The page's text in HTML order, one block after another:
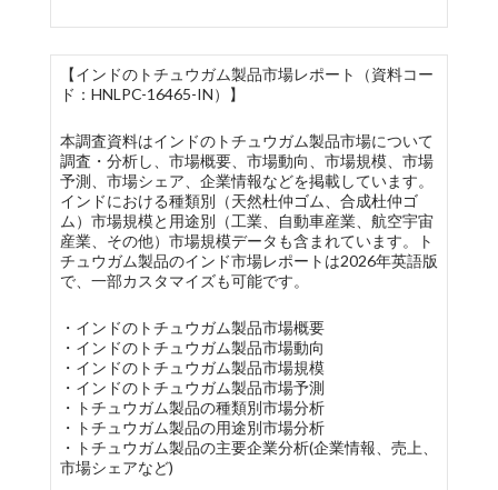
【インドのトチュウガム製品市場レポート（資料コー
ド：HNLPC-16465-IN）】
本調査資料はインドのトチュウガム製品市場について
調査・分析し、市場概要、市場動向、市場規模、市場
予測、市場シェア、企業情報などを掲載しています。
インドにおける種類別（天然杜仲ゴム、合成杜仲ゴ
ム）市場規模と用途別（工業、自動車産業、航空宇宙
産業、その他）市場規模データも含まれています。ト
チュウガム製品のインド市場レポートは2026年英語版
で、一部カスタマイズも可能です。
・インドのトチュウガム製品市場概要
・インドのトチュウガム製品市場動向
・インドのトチュウガム製品市場規模
・インドのトチュウガム製品市場予測
・トチュウガム製品の種類別市場分析
・トチュウガム製品の用途別市場分析
・トチュウガム製品の主要企業分析(企業情報、売上、
市場シェアなど)